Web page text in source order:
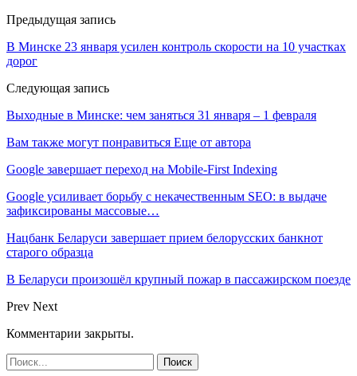
Предыдущая запись
В Минске 23 января усилен контроль скорости на 10 участках
дорог
Следующая запись
Выходные в Минске: чем заняться 31 января – 1 февраля
Вам также могут понравиться Еще от автора
Google завершает переход на Mobile-First Indexing
Google усиливает борьбу с некачественным SEO: в выдаче
зафиксированы массовые…
Нацбанк Беларуси завершает прием белорусских банкнот
старого образца
В Беларуси произошёл крупный пожар в пассажирском поезде
Prev Next
Комментарии закрыты.